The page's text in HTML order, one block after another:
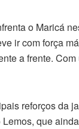
o Maricá
ir com força
a frente.
reforços da
que